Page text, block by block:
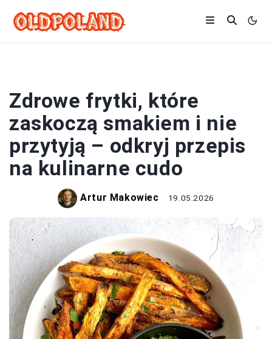
Zdrowe frytki, które
zaskoczą smakiem i nie
przytyją – odkryj przepis
na kulinarne cudo
Artur Makowiec 19.05.2026